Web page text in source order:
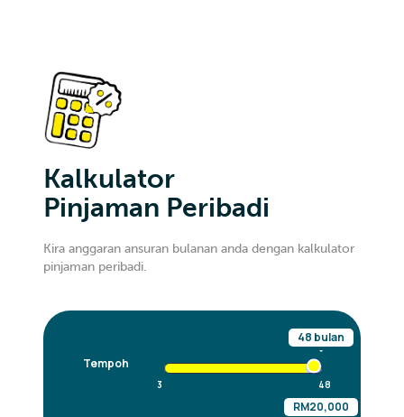
Kalkulator
Pinjaman Peribadi
Kira anggaran ansuran bulanan anda dengan kalkulator
pinjaman peribadi.